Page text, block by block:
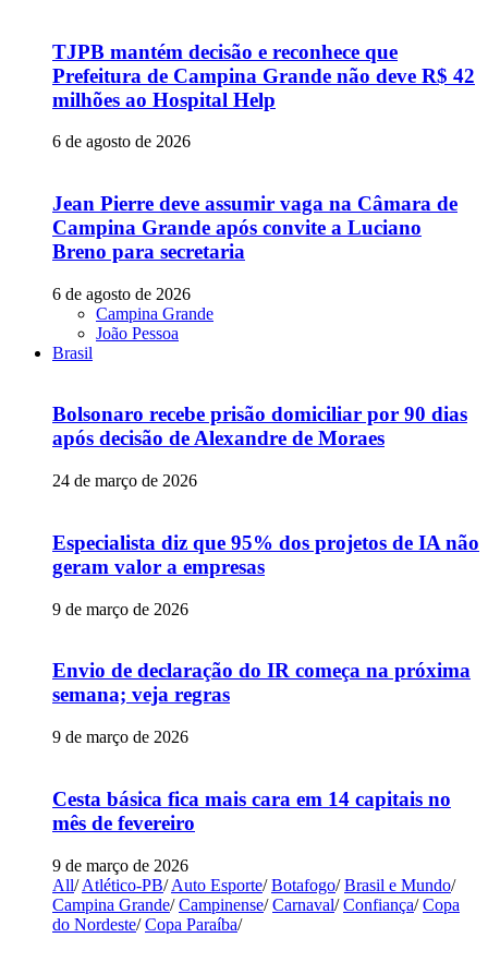
TJPB mantém decisão e reconhece que
Prefeitura de Campina Grande não deve R$ 42
milhões ao Hospital Help
6 de agosto de 2026
Jean Pierre deve assumir vaga na Câmara de
Campina Grande após convite a Luciano
Breno para secretaria
6 de agosto de 2026
Campina Grande
João Pessoa
Brasil
Bolsonaro recebe prisão domiciliar por 90 dias
após decisão de Alexandre de Moraes
24 de março de 2026
Especialista diz que 95% dos projetos de IA não
geram valor a empresas
9 de março de 2026
Envio de declaração do IR começa na próxima
semana; veja regras
9 de março de 2026
Cesta básica fica mais cara em 14 capitais no
mês de fevereiro
9 de março de 2026
All/ Atlético-PB/ Auto Esporte/ Botafogo/ Brasil e Mundo/
Campina Grande/ Campinense/ Carnaval/ Confiança/ Copa
do Nordeste/ Copa Paraíba/